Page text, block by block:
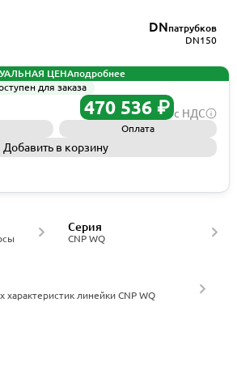
DNпатрубков
DN150
ЦЕНАподробнее
для заказа
470 536 ₽ с НДС
Оплата
Добавить в корзину
CNP WQ
Серия
характеристик линейки CNP WQ